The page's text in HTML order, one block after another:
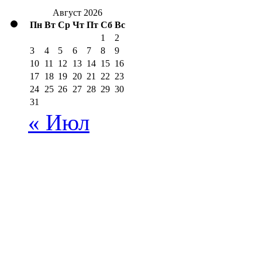
Август 2026
Пн Вт Ср Чт Пт Сб Вс
1
2
3
4 5 6 7 8
9
10 11 12 13 14 15 16
17 18 19 20 21 22 23
24 25 26 27 28 29 30
31
« Июл